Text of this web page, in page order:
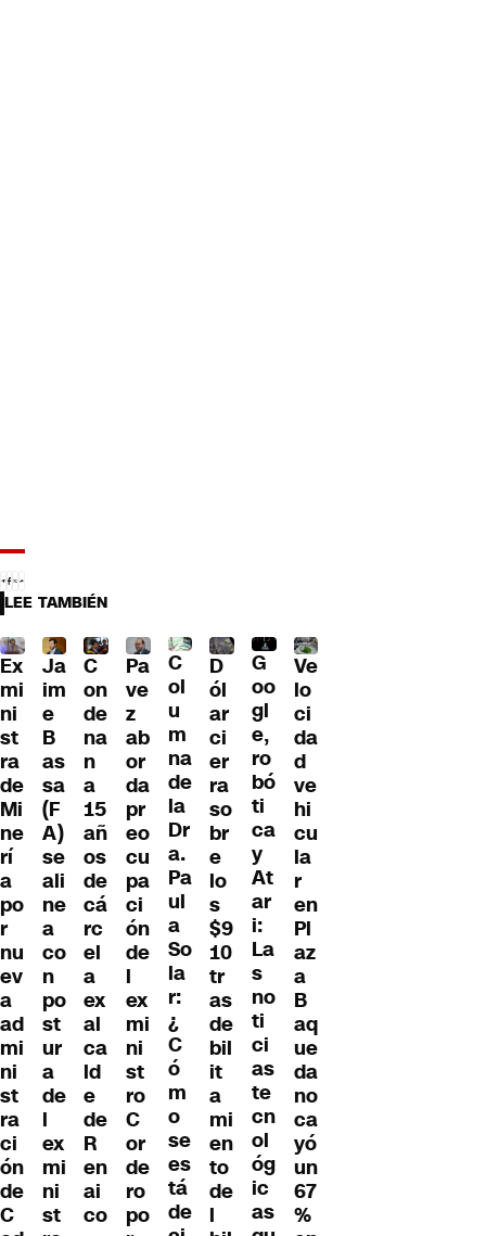
LEE TAMBIÉN
Ex
mi
ni
st
ra
de
Mi
ne
rí
a
po
r
nu
ev
a
ad
mi
ni
st
ra
ci
ón
de
C
Ja
im
e
B
as
sa
(F
A)
se
ali
ne
a
co
n
po
st
ur
a
de
l
ex
mi
ni
st
C
on
de
na
n
a
15
añ
os
de
cá
rc
el
a
ex
al
ca
ld
e
de
R
en
ai
co
Pa
ve
z
ab
or
da
pr
eo
cu
pa
ci
ón
de
l
ex
mi
ni
st
ro
C
or
de
ro
po
C
ol
u
m
na
de
la
Dr
a.
Pa
ul
a
So
la
r:
¿
C
ó
m
o
se
es
tá
de
D
ól
ar
ci
er
ra
so
br
e
lo
s
$9
10
tr
as
de
bil
it
a
mi
en
to
de
l
G
oo
gl
e,
ro
bó
ti
ca
y
At
ar
i:
La
s
no
ti
ci
as
te
cn
ol
óg
ic
as
Ve
lo
ci
da
d
ve
hi
cu
la
r
en
Pl
az
a
B
aq
ue
da
no
ca
yó
un
67
%